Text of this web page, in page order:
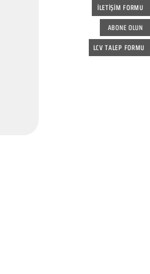
İLETİŞİM FORMU
ABONE OLUN
LCV TALEP FORMU